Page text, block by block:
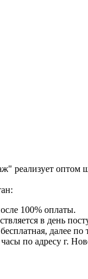
реализует
100% оплаты.
в день
далее по
по адресу г.